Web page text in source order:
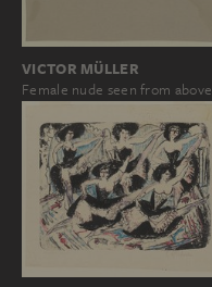
VICTOR MÜLLER
Female nude seen from above